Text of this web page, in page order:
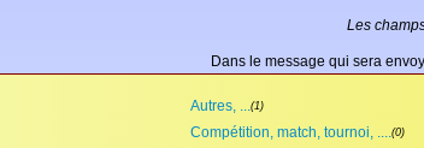
Les
Dans le message qui sera
Autres, ...(1)
Compétition, match, tournoi, ....(0)